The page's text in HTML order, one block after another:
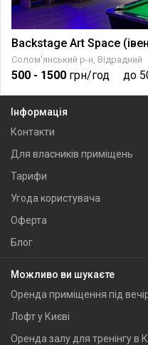
Backstage Art Space
Солом'янський р-н, Відрадний
500 - 1500 грн/год до
Інформація
Контакти
Для власників приміщень
Тарифи
Угода користувача
Оферта
Блог
Можливо ви шукаєте
Оренда приміщення під
Лофт у Києві
Оренда залу для тренінгу в